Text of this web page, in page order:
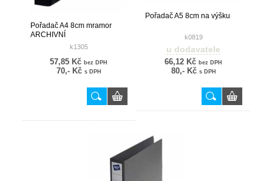
Pořadač A4 8cm mramor
ARCHIVNÍ
k1305
57,85 Kč bez DPH
70,- Kč s DPH
Pořadač A5 8cm na výšku
k0819
u dodavatele
66,12 Kč bez DPH
80,- Kč s DPH